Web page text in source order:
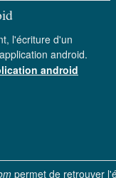
l'écriture d'un
android.
android
permet de retrouver